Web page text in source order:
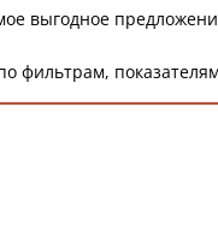
выгодное
фильтрам,